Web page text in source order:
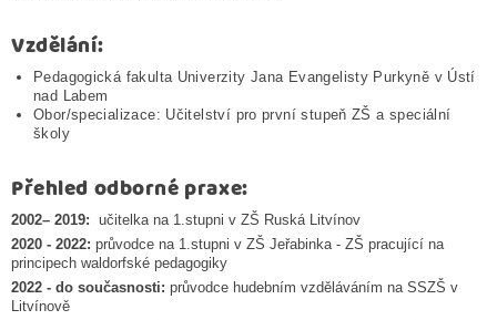
Vzdělání:
Pedagogická fakulta Univerzity Jana Evangelisty Purkyně v Ústí
nad Labem
Obor/specializace: Učitelství pro první stupeň ZŠ a speciální
školy
Přehled odborné praxe:
2002– 2019: učitelka na 1.stupni v ZŠ Ruská Litvínov
2020 - 2022: průvodce na 1.stupni v ZŠ Jeřabinka - ZŠ pracující na
principech waldorfské pedagogiky
2022 - do současnosti: průvodce hudebním vzděláváním na SSZŠ v
Litvínově